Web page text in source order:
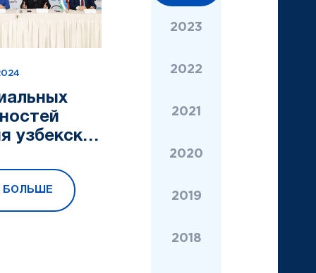
узбекско-
в
БОЛЬШЕ
2023
2022
2021
2020
2019
2018